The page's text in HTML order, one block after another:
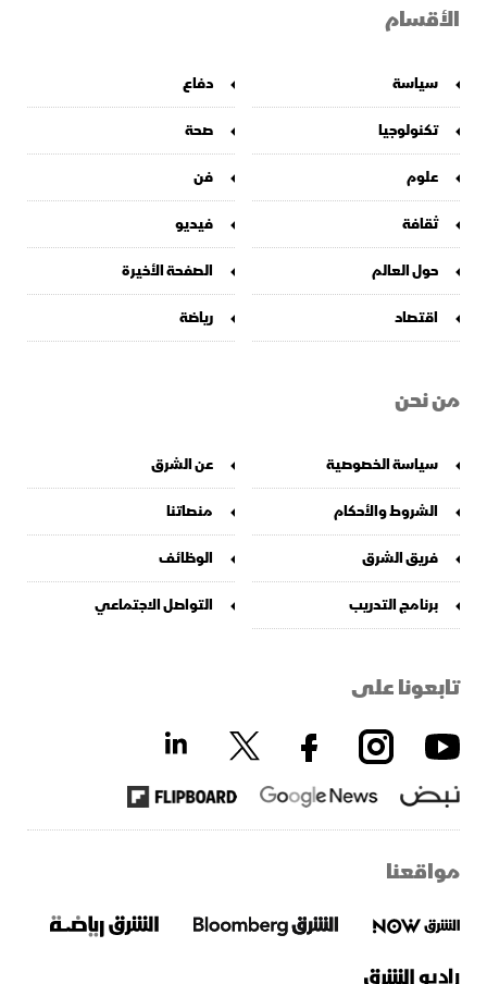
الأقسام
سياسة
دفاع
تكنولوجيا
صحة
علوم
فن
ثقافة
فيديو
حول العالم
الصفحة الأخيرة
اقتصاد
رياضة
من نحن
سياسة الخصوصية
عن الشرق
الشروط والأحكام
منصاتنا
فريق الشرق
الوظائف
برنامج التدريب
التواصل الاجتماعي
تابعونا على
مواقعنا